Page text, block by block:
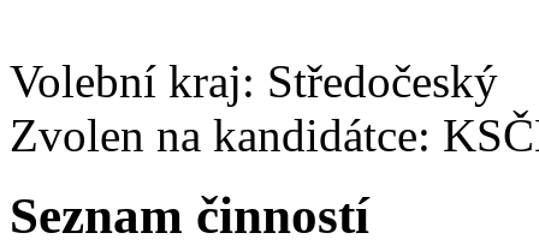
Volební kraj: Středočeský
Zvolen na kandidátce:
Seznam činností